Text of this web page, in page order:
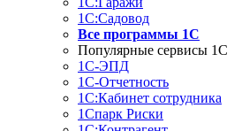
1С:Садовод
Все программы 1С
Популярные сервисы 1С
1С-ЭПД
1С-Отчетность
1С:Кабинет сотрудника
1Спарк Риски